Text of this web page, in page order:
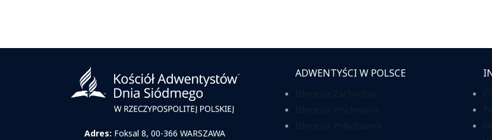
Adres: Foksal 8, 00-366 WARSZAWA
ADWENTYŚCI W POLSCE